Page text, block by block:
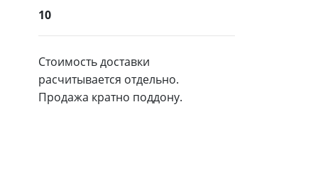
10
Стоимость доставки
расчитывается отдельно.
Продажа кратно поддону.